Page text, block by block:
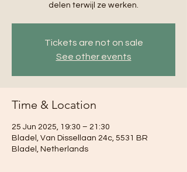
delen terwijl ze werken.
Tickets are not on sale
See other events
Time & Location
25 Jun 2025, 19:30 – 21:30
Bladel, Van Dissellaan 24c, 5531 BR
Bladel, Netherlands